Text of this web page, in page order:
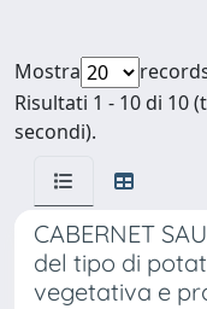
Mostra
Risultati 1 - 10 di 10
secondi).
CABERNET
del tipo di
vegetativa e